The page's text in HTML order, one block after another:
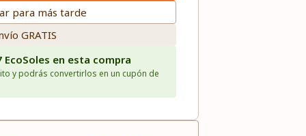
para más tarde
GRATIS
en esta compra
y podrás convertirlos en un cupón de